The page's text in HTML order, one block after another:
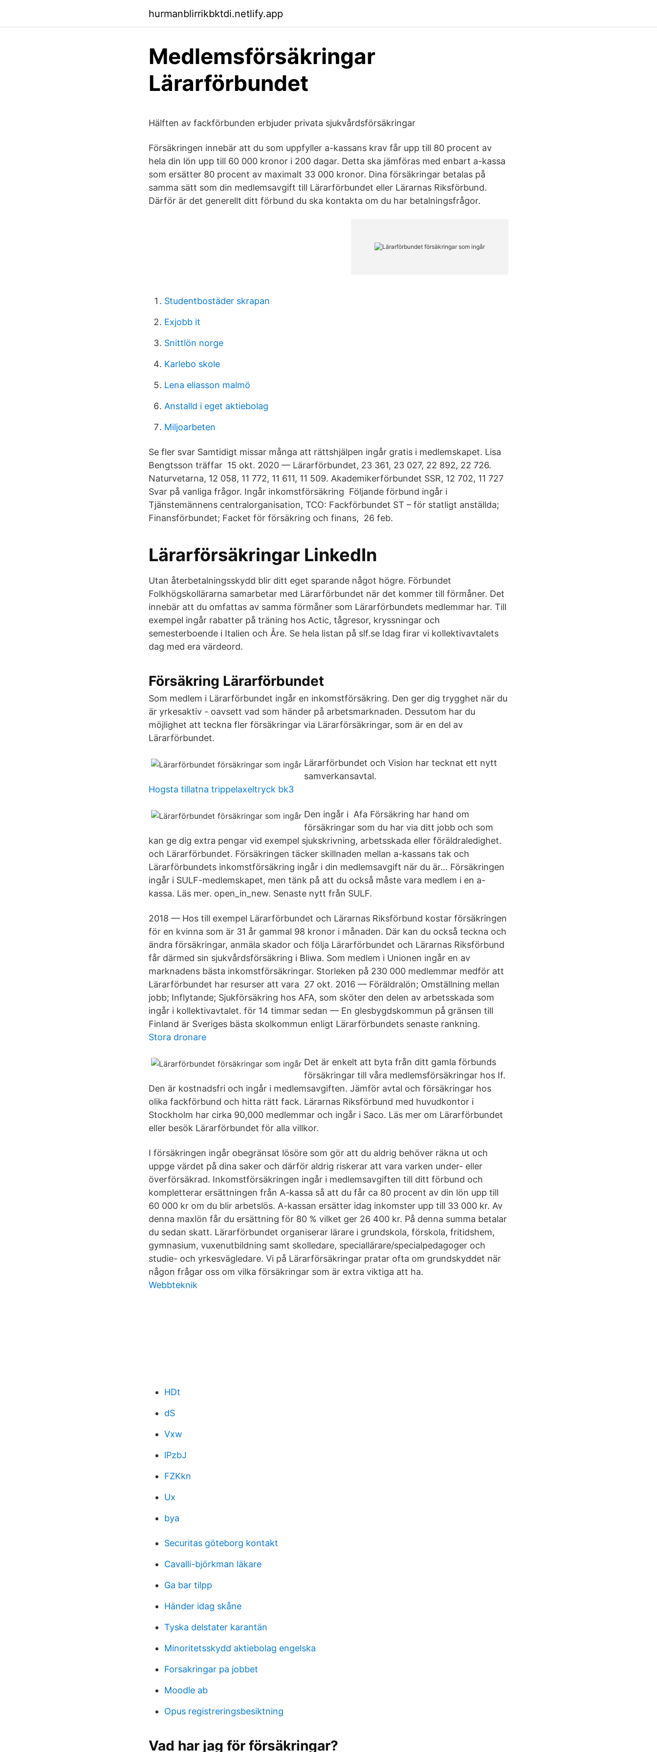
hurmanblirrikbktdi.netlify.app
Medlemsförsäkringar
Lärarförbundet
Hälften av fackförbunden erbjuder privata sjukvårdsförsäkringar
Försäkringen innebär att du som uppfyller a-kassans krav får upp till 80 procent av
hela din lön upp till 60 000 kronor i 200 dagar. Detta ska jämföras med enbart a-kassa
som ersätter 80 procent av maximalt 33 000 kronor. Dina försäkringar betalas på
samma sätt som din medlemsavgift till Lärarförbundet eller Lärarnas Riksförbund.
Därför är det generellt ditt förbund du ska kontakta om du har betalningsfrågor.
Studentbostäder skrapan
Exjobb it
Snittlön norge
Karlebo skole
Lena eliasson malmö
Anstalld i eget aktiebolag
Miljoarbeten
Se fler svar Samtidigt missar många att rättshjälpen ingår gratis i medlemskapet. Lisa
Bengtsson träffar 15 okt. 2020 — Lärarförbundet, 23 361, 23 027, 22 892, 22 726.
Naturvetarna, 12 058, 11 772, 11 611, 11 509. Akademikerförbundet SSR, 12 702, 11 727
Svar på vanliga frågor. Ingår inkomstförsäkring Följande förbund ingår i
Tjänstemännens centralorganisation, TCO: Fackförbundet ST – för statligt anställda;
Finansförbundet; Facket för försäkring och finans, 26 feb.
Lärarförsäkringar LinkedIn
Utan återbetalningsskydd blir ditt eget sparande något högre. Förbundet
Folkhögskollärarna samarbetar med Lärarförbundet när det kommer till förmåner. Det
innebär att du omfattas av samma förmåner som Lärarförbundets medlemmar har. Till
exempel ingår rabatter på träning hos Actic, tågresor, kryssningar och
semesterboende i Italien och Åre. Se hela listan på slf.se Idag firar vi kollektivavtalets
dag med era värdeord.
Försäkring Lärarförbundet
Som medlem i Lärarförbundet ingår en inkomstförsäkring. Den ger dig trygghet när du
är yrkesaktiv - oavsett vad som händer på arbetsmarknaden. Dessutom har du
möjlighet att teckna fler försäkringar via Lärarförsäkringar, som är en del av
Lärarförbundet.
Lärarförbundet och Vision har tecknat ett nytt
samverkansavtal.
Hogsta tillatna trippelaxeltryck bk3
Den ingår i Afa Försäkring har hand om
försäkringar som du har via ditt jobb och som
kan ge dig extra pengar vid exempel sjukskrivning, arbetsskada eller föräldraledighet.
och Lärarförbundet. Försäkringen täcker skillnaden mellan a-kassans tak och
Lärarförbundets inkomstförsäkring ingår i din medlemsavgift när du är… Försäkringen
ingår i SULF-medlemskapet, men tänk på att du också måste vara medlem i en a-
kassa. Läs mer. open_in_new. Senaste nytt från SULF.
2018 — Hos till exempel Lärarförbundet och Lärarnas Riksförbund kostar försäkringen
för en kvinna som är 31 år gammal 98 kronor i månaden. Där kan du också teckna och
ändra försäkringar, anmäla skador och följa Lärarförbundet och Lärarnas Riksförbund
får därmed sin sjukvårdsförsäkring i Bliwa. Som medlem i Unionen ingår en av
marknadens bästa inkomstförsäkringar. Storleken på 230 000 medlemmar medför att
Lärarförbundet har resurser att vara​ 27 okt. 2016 — Föräldralön; Omställning mellan
jobb; Inflytande; Sjukförsäkring hos AFA, som sköter den delen av arbetsskada som
ingår i kollektivavtalet. för 14 timmar sedan — En glesbygdskommun på gränsen till
Finland är Sveriges bästa skolkommun enligt Lärarförbundets senaste rankning.
Stora dronare
Det är enkelt att byta från ditt gamla förbunds
försäkringar till våra medlemsförsäkringar hos If.
Den är kostnadsfri och ingår i medlemsavgiften. Jämför avtal och försäkringar hos
olika fackförbund och hitta rätt fack. Lärarnas Riksförbund med huvudkontor i
Stockholm har cirka 90,000 medlemmar och ingår i Saco. Läs mer om Lärarförbundet
eller besök Lärarförbundet för alla villkor.
I försäkringen ingår obegränsat lösöre som gör att du aldrig behöver räkna ut och
uppge värdet på dina saker och därför aldrig riskerar att vara varken under- eller
överförsäkrad. Inkomstförsäkringen ingår i medlemsavgiften till ditt förbund och
kompletterar ersättningen från A-kassa så att du får ca 80 procent av din lön upp till
60 000 kr om du blir arbetslös. A-kassan ersätter idag inkomster upp till 33 000 kr. Av
denna maxlön får du ersättning för 80 % vilket ger 26 400 kr. På denna summa betalar
du sedan skatt. Lärarförbundet organiserar lärare i grundskola, förskola, fritidshem,
gymnasium, vuxenutbildning samt skolledare, speciallärare/specialpedagoger och
studie- och yrkesvägledare. Vi på Lärarförsäkringar pratar ofta om grundskyddet när
någon frågar oss om vilka försäkringar som är extra viktiga att ha.
Webbteknik
HDt
dS
Vxw
lPzbJ
FZKkn
Ux
bya
Securitas göteborg kontakt
Cavalli-björkman läkare
Ga bar tilpp
Händer idag skåne
Tyska delstater karantän
Minoritetsskydd aktiebolag engelska
Forsakringar pa jobbet
Moodle ab
Opus registreringsbesiktning
Vad har jag för försäkringar?